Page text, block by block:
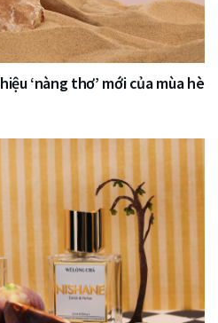
‘nàng thơ’ mới của mùa hè